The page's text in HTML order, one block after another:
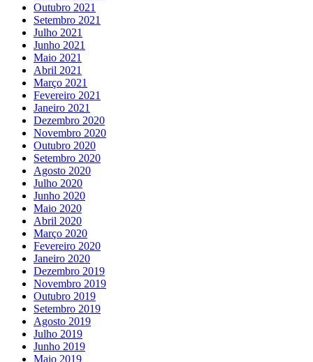
Outubro 2021
Setembro 2021
Julho 2021
Junho 2021
Maio 2021
Abril 2021
Março 2021
Fevereiro 2021
Janeiro 2021
Dezembro 2020
Novembro 2020
Outubro 2020
Setembro 2020
Agosto 2020
Julho 2020
Junho 2020
Maio 2020
Abril 2020
Março 2020
Fevereiro 2020
Janeiro 2020
Dezembro 2019
Novembro 2019
Outubro 2019
Setembro 2019
Agosto 2019
Julho 2019
Junho 2019
Maio 2019